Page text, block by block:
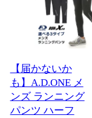
【届かないか
も】A.D.ONE メ
ンズ ランニング
パンツ ハーフ